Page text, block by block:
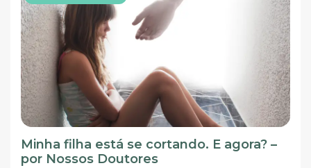
Minha filha está se cortando. E agora? –
por Nossos Doutores